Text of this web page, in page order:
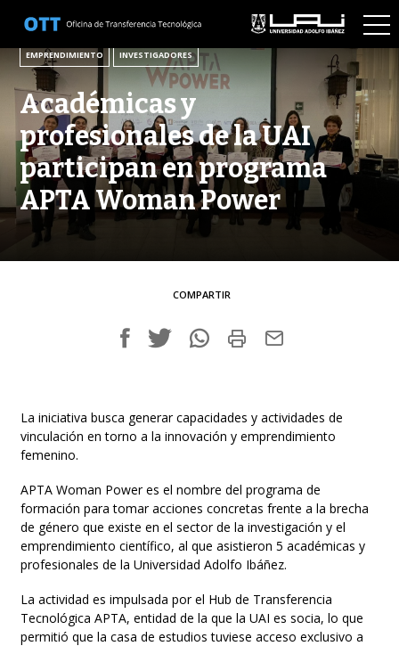
30 DE MAYO DE 2024
EMPRENDIMIENTO INVESTIGADORES
Académicas y
profesionales de la UAI
participan en programa
APTA Woman Power
COMPARTIR
La iniciativa busca generar capacidades y actividades de
vinculación en torno a la innovación y emprendimiento
femenino.
APTA Woman Power es el nombre del programa de
formación para tomar acciones concretas frente a la brecha
de género que existe en el sector de la investigación y el
emprendimiento científico, al que asistieron 5 académicas y
profesionales de la Universidad Adolfo Ibáñez.
La actividad es impulsada por el Hub de Transferencia
Tecnológica APTA, entidad de la que la UAI es socia, lo que
permitió que la casa de estudios tuviese acceso exclusivo a